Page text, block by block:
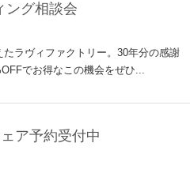
ング相談会
ラヴィファクトリー。30年分の感謝
でお得なこの機会をぜひ...
ア予約受付中